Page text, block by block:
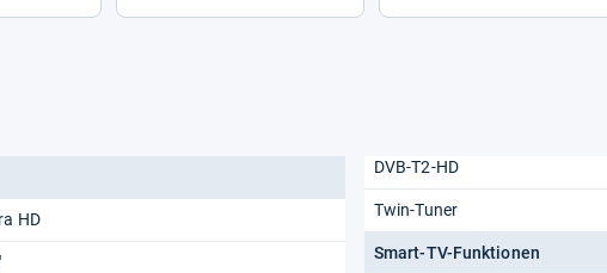
HD
DVB-T2-HD
Twin-Tuner
Smart-TV-Funktionen